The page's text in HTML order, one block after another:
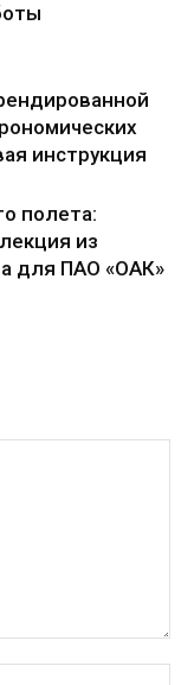
инструкция
полета:
из
для ПАО «ОАК»